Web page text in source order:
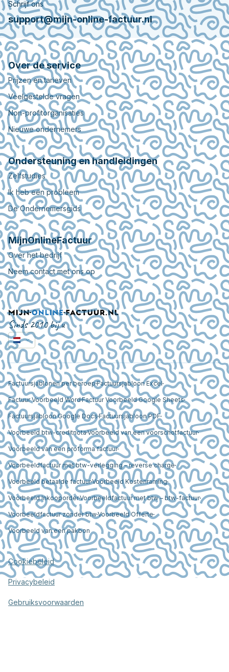
Schrijf ons
support@mijn-online-factuur.nl
Over de service
Prijzen en tarieven
Veelgestelde vragen
Non-profitorganisaties
Nieuwe ondernemers
Ondersteuning en handleidingen
Zelfstudies
Ik heb een probleem
De Ondernemersgids
MijnOnlineFactuur
Over het bedrijf
Neem contact met ons op
Sinds 2010 bij u
Factuursjablonen per beroepFactuursjabloon Excel
Factuur Voorbeeld WordFactuur Voorbeeld Google Sheets
Factuursjabloon Google DocsFactuursjabloon PDF
Voorbeeld btw-creditnotaVoorbeeld van een voorschotfactuur
Voorbeeld van een proforma factuur
Voorbeeldfactuur met btw-verlegging – reverse charge
Voorbeeld betaalde factuurVoorbeeld Kostenraming
Voorbeeld InkooporderVoorbeeldfactuur met btw – btw-factuur
Voorbeeldfactuur zonder btwVoorbeeld Offerte
Voorbeeld van een pakbon
Cookiebeleid
Privacybeleid
Gebruiksvoorwaarden